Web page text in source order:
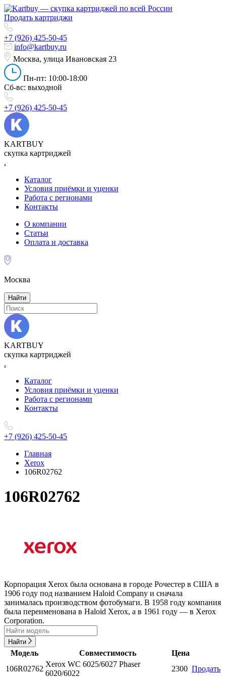
Продать картриджи
+7 (926) 425-50-45
info@kartbuy.ru
Москва, улица Ивановская 23
Пн-пт: 10:00-18:00
Сб-вс: выходной
+7 (926) 425-50-45
KARTBUY
скупка картриджей
.
Каталог
Условия приёмки и уценки
Работа с регионами
Контакты
О компании
Статьи
Оплата и доставка
Москва
Найти
KARTBUY
скупка картриджей
.
Каталог
Условия приёмки и уценки
Работа с регионами
Контакты
+7 (926) 425-50-45
Главная
Xerox
106R02762
106R02762
Корпорация Xerox была основана в городе Рочестер в США в
1906 году под названием Haloid Company и сначала
занималась производством фотобумаги. В 1958 году компания
была переименована в Haloid Xerox, а в 1961 году — в Xerox
Corporation.
Найти
Модель Совместимость
Цена
106R02762
Xerox WC 6025/6027 Phaser
6020/6022
2300 Продать